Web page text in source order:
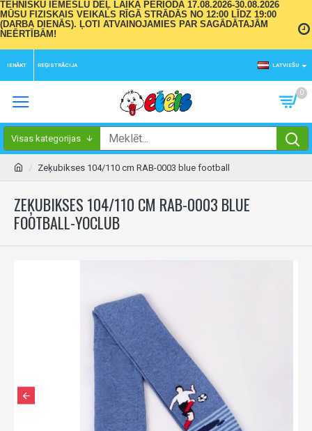
TEHNISKU IEMESLU DĒĻ LAIKA PERIODĀ 17.08.2026-30.08.2026
MŪSU FIZISKAIS VEIKALS RĪGĀ STRĀDĀS NO 12:00 LĪDZ 19:00
(DARBA DIENĀS). ĻOTI ATVAINOJAMIES PAR SAGĀDĀTAJĀM
NEĒRTĪBĀM!
IENĀKT REĢISTRĀCIJA LATVIEŠU
0
Visas kategorijas
Zeķubikses 104/110 cm RAB-0003 blue football
ZEĶUBIKSES 104/110 CM RAB-0003 BLUE
FOOTBALL-YOCLUB